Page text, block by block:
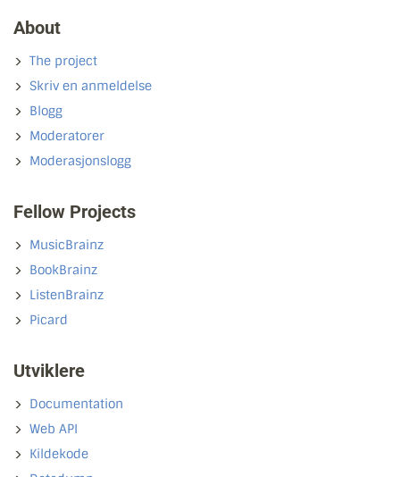
About
The project
Skriv en anmeldelse
Blogg
Moderatorer
Moderasjonslogg
Fellow Projects
MusicBrainz
BookBrainz
ListenBrainz
Picard
Utviklere
Documentation
Web API
Kildekode